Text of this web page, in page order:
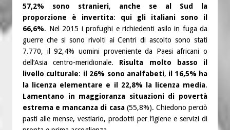
57,2% sono stranieri, anche se al Sud la
proporzione è invertita: qui gli italiani sono il
66,6%. Nel 2015 i profughi e richiedenti asilo in fuga da
guerre che si sono rivolti ai Centri di ascolto sono stati
7.770, il 92,4% uomini proveniente da Paesi africani o
dell’Asia centro-meridionale. Risulta molto basso il
livello culturale: il 26% sono analfabeti, il 16,5% ha
la licenza elementare e il 22,8% la licenza media.
Lamentano in maggioranza situazioni di povertà
estrema e mancanza di casa(55,8%). Chiedono perciò
pasti alle mense, vestiario, prodotti per l’igiene e servizi di